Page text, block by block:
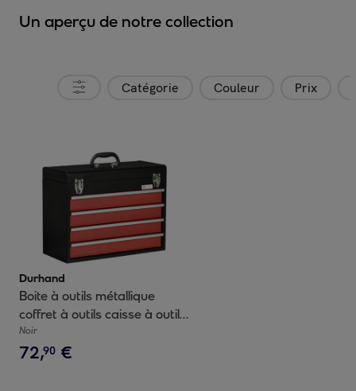
Un aperçu de notre collection
Catégorie Couleur Prix
Durhand
Boite à outils métallique
coffret à outils caisse à outils
4 tiroirs + plateau tôle acier
rouge noir
Noir
72,90 €